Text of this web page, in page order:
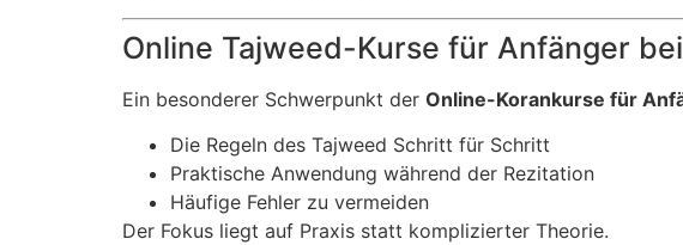
Online Tajweed-Kurse für Anfänger
Ein besonderer Schwerpunkt der Online-Korankurse für
Die Regeln des Tajweed Schritt für Schritt
Praktische Anwendung während der Rezitation
Häufige Fehler zu vermeiden
Der Fokus liegt auf Praxis statt komplizierter Theorie.